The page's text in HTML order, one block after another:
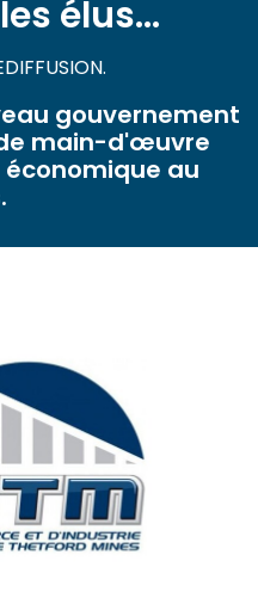
élus...
gouvernement
main-d'œuvre
au